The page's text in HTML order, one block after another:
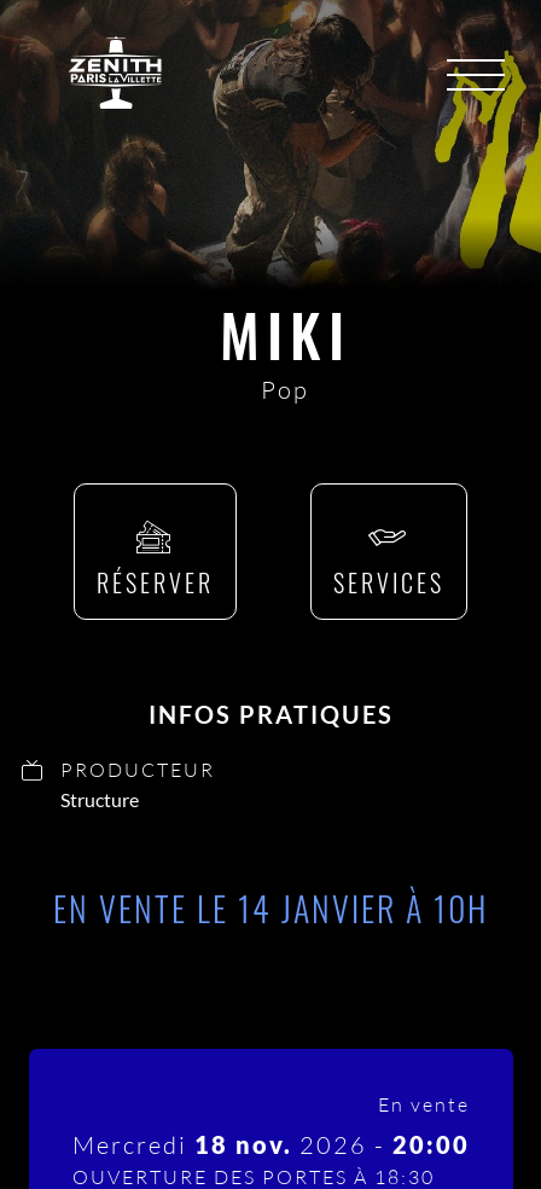
MIKI
Pop
EN VENTE LE 14 JANVIER À 10H
RÉSERVER SERVICES
INFOS PRATIQUES
PRODUCTEUR
Structure
En vente
Mercredi 18 nov. 2026 - 20:00
OUVERTURE DES PORTES À 18:30